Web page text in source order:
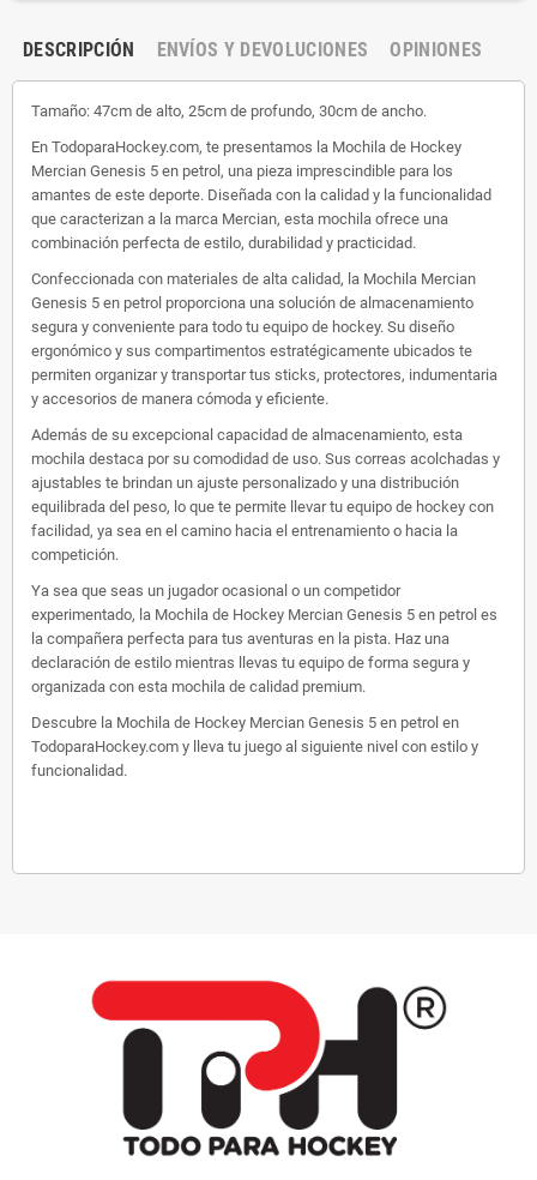
DESCRIPCIÓN ENVÍOS Y DEVOLUCIONES OPINIONES
Tamaño: 47cm de alto, 25cm de profundo, 30cm de ancho.
En TodoparaHockey.com, te presentamos la Mochila de Hockey
Mercian Genesis 5 en petrol, una pieza imprescindible para los
amantes de este deporte. Diseñada con la calidad y la funcionalidad
que caracterizan a la marca Mercian, esta mochila ofrece una
combinación perfecta de estilo, durabilidad y practicidad.
Confeccionada con materiales de alta calidad, la Mochila Mercian
Genesis 5 en petrol proporciona una solución de almacenamiento
segura y conveniente para todo tu equipo de hockey. Su diseño
ergonómico y sus compartimentos estratégicamente ubicados te
permiten organizar y transportar tus sticks, protectores, indumentaria
y accesorios de manera cómoda y eficiente.
Además de su excepcional capacidad de almacenamiento, esta
mochila destaca por su comodidad de uso. Sus correas acolchadas y
ajustables te brindan un ajuste personalizado y una distribución
equilibrada del peso, lo que te permite llevar tu equipo de hockey con
facilidad, ya sea en el camino hacia el entrenamiento o hacia la
competición.
Ya sea que seas un jugador ocasional o un competidor
experimentado, la Mochila de Hockey Mercian Genesis 5 en petrol es
la compañera perfecta para tus aventuras en la pista. Haz una
declaración de estilo mientras llevas tu equipo de forma segura y
organizada con esta mochila de calidad premium.
Descubre la Mochila de Hockey Mercian Genesis 5 en petrol en
TodoparaHockey.com y lleva tu juego al siguiente nivel con estilo y
funcionalidad.